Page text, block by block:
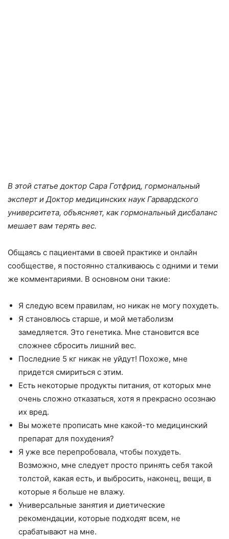
В этой статье доктор Сара Готфрид, гормональный
эксперт и Доктор медицинских наук Гарвардского
университета, объясняет, как гормональный дисбаланс
мешает вам терять вес.
Общаясь с пациентами в своей практике и онлайн
сообществе, я постоянно сталкиваюсь с одними и теми
же комментариями. В основном они такие:
Я следую всем правилам, но никак не могу похудеть.
Я становлюсь старше, и мой метаболизм
замедляется. Это генетика. Мне становится все
сложнее сбросить лишний вес.
Последние 5 кг никак не уйдут! Похоже, мне
придется смириться с этим.
Есть некоторые продукты питания, от которых мне
очень сложно отказаться, хотя я прекрасно осознаю
их вред.
Вы можете прописать мне какой-то медицинский
препарат для похудения?
Я уже все перепробовала, чтобы похудеть.
Возможно, мне следует просто принять себя такой
толстой, какая есть, и выбросить, наконец, вещи, в
которые я больше не влажу.
Универсальные занятия и диетические
рекомендации, которые подходят всем, не
срабатывают на мне.